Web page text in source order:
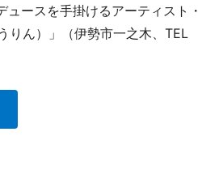
ースを手掛けるアーティスト・
りん）」（伊勢市一之木、TEL